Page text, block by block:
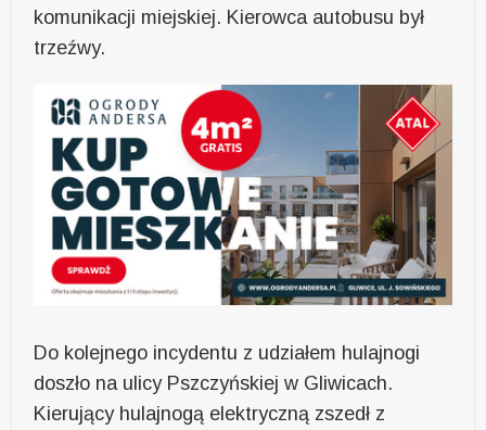
komunikacji miejskiej. Kierowca autobusu był
trzeźwy.
Do kolejnego incydentu z udziałem hulajnogi
doszło na ulicy Pszczyńskiej w Gliwicach.
Kierujący hulajnogą elektryczną zszedł z